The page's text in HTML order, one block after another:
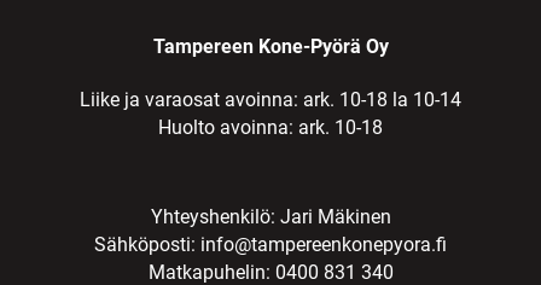
Tampereen Kone-Pyörä Oy
Liike ja varaosat avoinna: ark. 10-18 la 10-14
Huolto avoinna: ark. 10-18
Yhteyshenkilö: Jari Mäkinen
Sähköposti: info@tampereenkonepyora.fi
Matkapuhelin: 0400 831 340